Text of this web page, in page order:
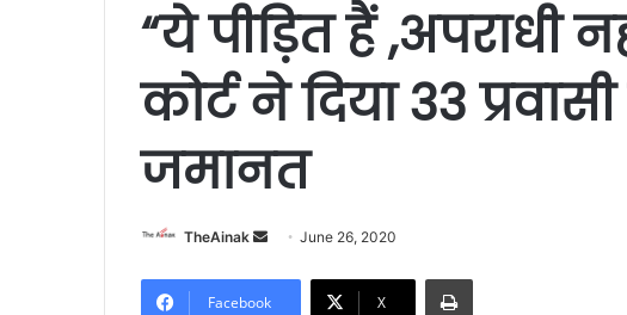
“ये पीड़ित हैं ,अपराधी
कोर्ट ने दिया 33
जमानत
TheAinak
SendJune 26, 2020
Facebook X
Print